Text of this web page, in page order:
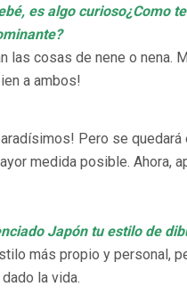
es algo curioso¿Como
las cosas de nene o nena.
a ambos!
Pero se quedará
medida posible. Ahora,
Japón tu estilo de
más propio y personal,
la vida.